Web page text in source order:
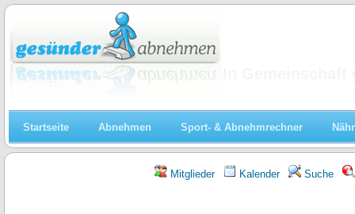
Startseite Abnehmen Sport- & Abnehmrechner
Mitglieder Kalender Suche